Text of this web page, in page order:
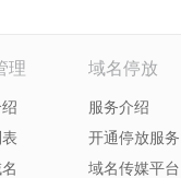
理 域名停放
服务介绍
开通停放服务
域名传媒平台